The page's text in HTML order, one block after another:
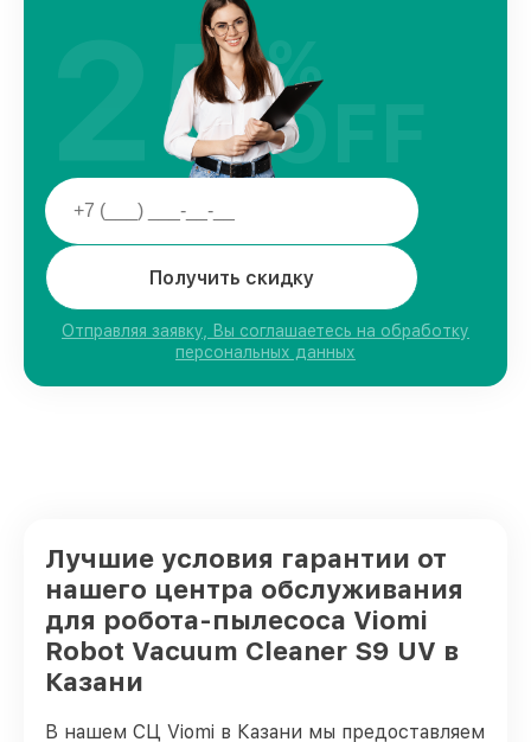
Получить скидку
Отправляя заявку, Вы соглашаетесь на обработку
персональных данных
25%
OFF
Лучшие условия гарантии от
нашего центра обслуживания
для робота-пылесоса Viomi
Robot Vacuum Cleaner S9 UV в
Казани
В нашем СЦ Viomi в Казани мы предоставляем